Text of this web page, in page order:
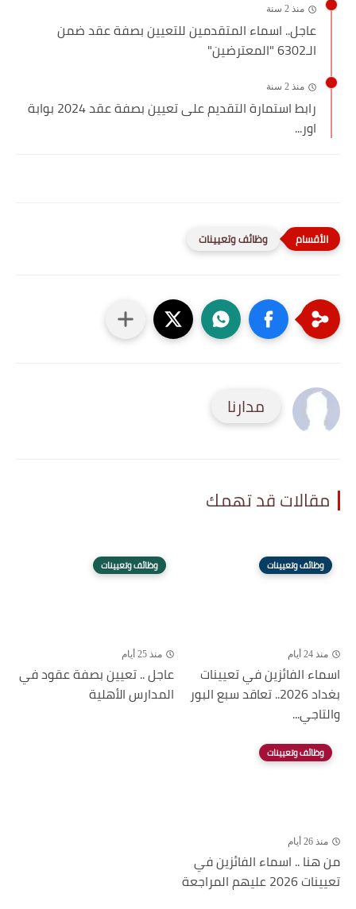
منذ 2 سنة
عاجل.. اسماء المتقدمين للتعيين بصفة عقد ضمن
الـ6302 "المعترضين"
منذ 2 سنة
رابط استمارة التقديم على تعيين بصفة عقد 2024 بوابة
اور...
وظائف وتعيينات
مدارنا
مقالات قد تهمك
وظائف وتعيينات
منذ 24 أيام
اسماء الفائزين في تعيينات
بغداد 2026.. تعاقد سبع البور
والتاجي...
وظائف وتعيينات
منذ 25 أيام
عاجل .. تعيين بصفة عقود في
المدارس الأهلية
وظائف وتعيينات
منذ 26 أيام
من هنا .. اسماء الفائزين في
تعيينات 2026 عليهم المراجعة